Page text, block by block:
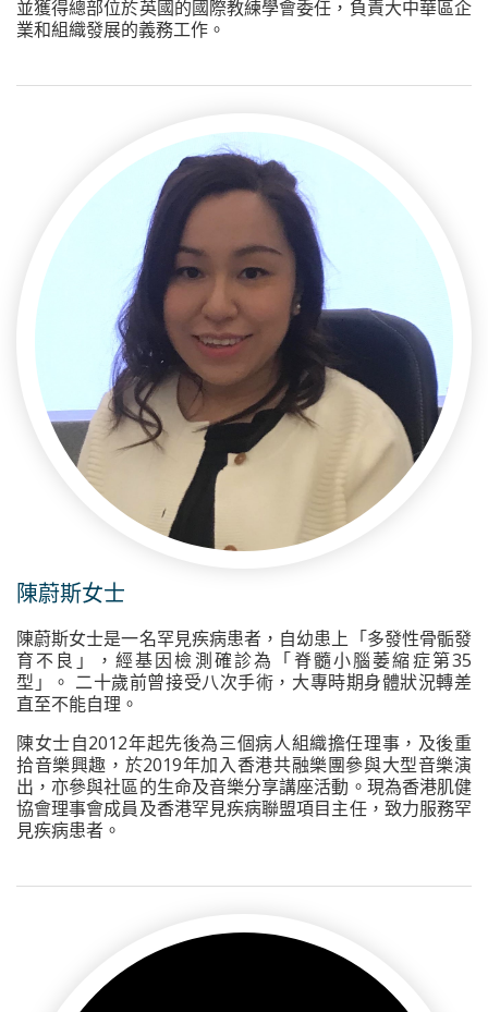
並獲得總部位於英國的國際教練學會委任，負責大中華區企
業和組織發展的義務工作。
陳蔚斯女士
陳蔚斯女士是一名罕見疾病患者，自幼患上「多發性骨骺發
育不良」，經基因檢測確診為「脊髓小腦萎縮症第35
型」。 二十歲前曾接受八次手術，大專時期身體狀況轉差
直至不能自理。
陳女士自2012年起先後為三個病人組織擔任理事，及後重
拾音樂興趣，於2019年加入香港共融樂團參與大型音樂演
出，亦參與社區的生命及音樂分享講座活動。現為香港肌健
協會理事會成員及香港罕見疾病聯盟項目主任，致力服務罕
見疾病患者。